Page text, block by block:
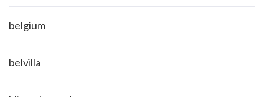
belgium
belvilla